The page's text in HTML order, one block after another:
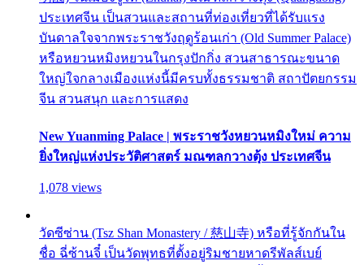
ประเทศจีน เป็นสวนและสถานที่ท่องเที่ยวที่ได้รับแรง
บันดาลใจจากพระราชวังฤดูร้อนเก่า (Old Summer Palace)
หรือหยวนหมิงหยวนในกรุงปักกิ่ง สวนสาธารณะขนาด
ใหญ่ใจกลางเมืองแห่งนี้มีครบทั้งธรรมชาติ สถาปัตยกรรม
จีน สวนสนุก และการแสดง
New Yuanming Palace | พระราชวังหยวนหมิงใหม่ ความ
ยิ่งใหญ่แห่งประวัติศาสตร์ มณฑลกวางตุ้ง ประเทศจีน
1,078 views
วัดซีซ่าน (Tsz Shan Monastery / 慈山寺) หรือที่รู้จักกันใน
ชื่อ ฉี่ซ้านจี๋ เป็นวัดพุทธที่ตั้งอยู่ริมชายหาดรีพัลส์เบย์